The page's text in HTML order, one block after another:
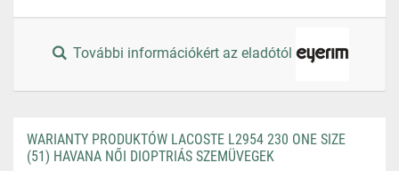
További információkért az eladótól
WARIANTY PRODUKTÓW LACOSTE L2954 230 ONE SIZE
(51) HAVANA NŐI DIOPTRIÁS SZEMÜVEGEK